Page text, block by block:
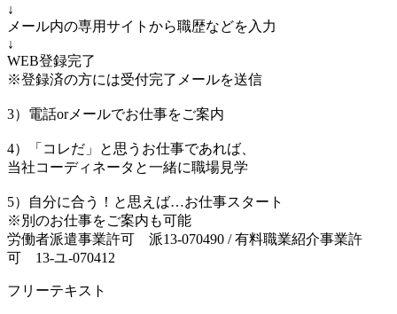
↓
メール内の専用サイトから職歴などを入力
↓
WEB登録完了
※登録済の方には受付完了メールを送信
3）電話orメールでお仕事をご案内
4）「コレだ」と思うお仕事であれば、
当社コーディネータと一緒に職場見学
5）自分に合う！と思えば…お仕事スタート
※別のお仕事をご案内も可能
労働者派遣事業許可 派13-070490 / 有料職業紹介事業許
可 13-ユ-070412
フリーテキスト